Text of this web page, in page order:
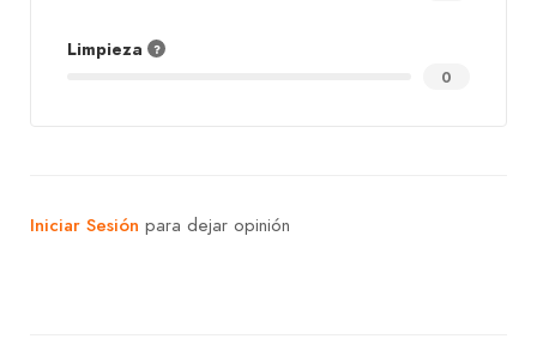
Limpieza
0
Iniciar Sesión para dejar opinión